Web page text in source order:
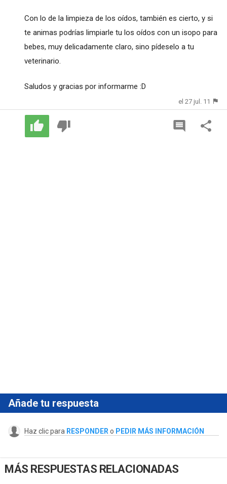
Con lo de la limpieza de los oídos, también es cierto, y si
te animas podrías limpiarle tu los oídos con un isopo para
bebes, muy delicadamente claro, sino pídeselo a tu
veterinario.
Saludos y gracias por informarme :D
el 27 jul. 11
Añade tu respuesta
Haz clic para RESPONDER o PEDIR MÁS INFORMACIÓN
MÁS RESPUESTAS RELACIONADAS